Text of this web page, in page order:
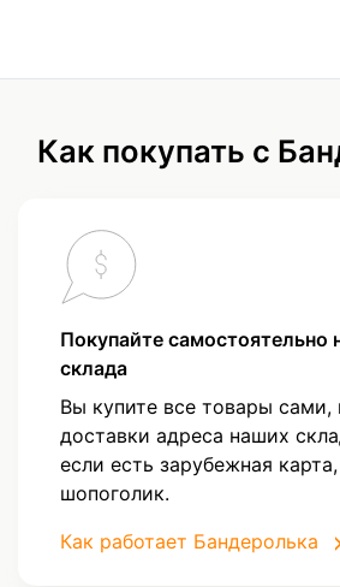
Как покупать с
Покупайте самостоятельно
склада
Вы купите все товары сами,
доставки адреса наших
если есть зарубежная
шопоголик.
Как работает Бандеролька